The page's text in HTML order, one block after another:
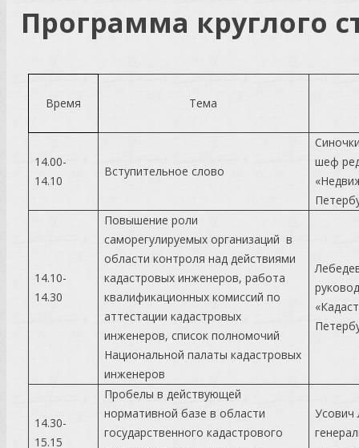
Программа
Время Тема
14.00-
14.10
Вступительное слово
шеф
14.10-
14.30
Повышение роли
саморегулируемых организаций в
области контроля над действиями
кадастровых инженеров, работа
квалификационных комиссий по
аттестации кадастровых
инженеров, список полномочий
Национальной палаты кадастровых
инженеров
14.30-
15.15
Пробелы в действующей
нормативной базе в области
государственного кадастрового
Усович